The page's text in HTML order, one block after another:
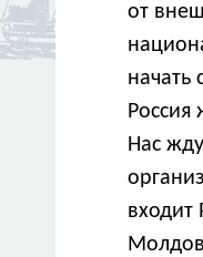
от
начать
Россия
Нас
входит